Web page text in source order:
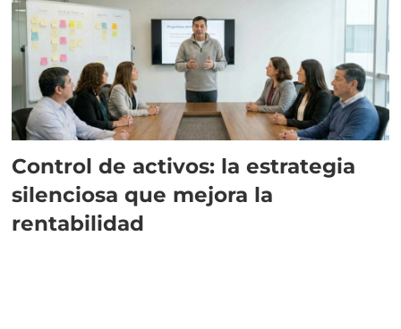
Control de activos: la estrategia
silenciosa que mejora la
rentabilidad